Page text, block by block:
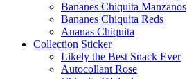
Bananes Chiquita Manzanos
Bananes Chiquita Reds
Ananas Chiquita
Collection Sticker
Likely the Best Snack Ever
Autocollant Rose